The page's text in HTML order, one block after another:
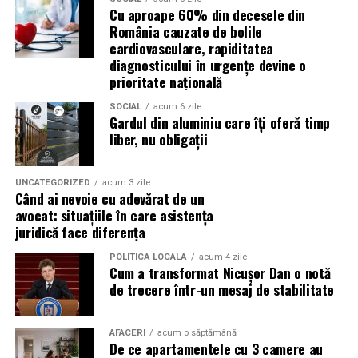
Un ulei formulat pentru utilizarea cu DPF contribuie la:
reducerea acumulării de reziduuri;
protejarea filtrului de particule;
funcționarea eficientă a sistemului antipoluare.
Acest aspect este esențial pentru reducerea riscului
unor reparații costisitoare.
Avantajele Ravenol VMP USVO 5W30
Printre cele mai importante avantaje se numără:
tehnologie USVO;
stabilitate termică ridicată;
rezistență la oxidare;
protecție împotriva uzurii;
și oportunități pentru orice afacere.
(Advertorial)
Cu aproape 60% din decesele din
România cauzate de bolile
cardiovasculare, rapiditatea
diagnosticului în urgențe devine o
prioritate națională
SOCIAL acum 6 zile
Gardul din aluminiu care îți oferă timp
liber, nu obligații
UNCATEGORIZED acum 3 zile
Când ai nevoie cu adevărat de un
avocat: situațiile în care asistența
juridică face diferența
POLITICĂ LOCALĂ acum 4 zile
Cum a transformat Nicușor Dan o notă
de trecere într-un mesaj de stabilitate
AFACERI acum o săptămână
De ce apartamentele cu 3 camere au